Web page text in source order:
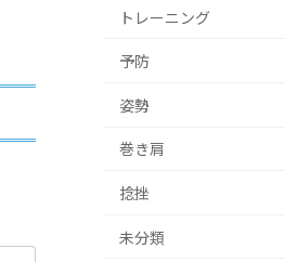
トレーニング
予防
姿勢
巻き肩
捻挫
未分類